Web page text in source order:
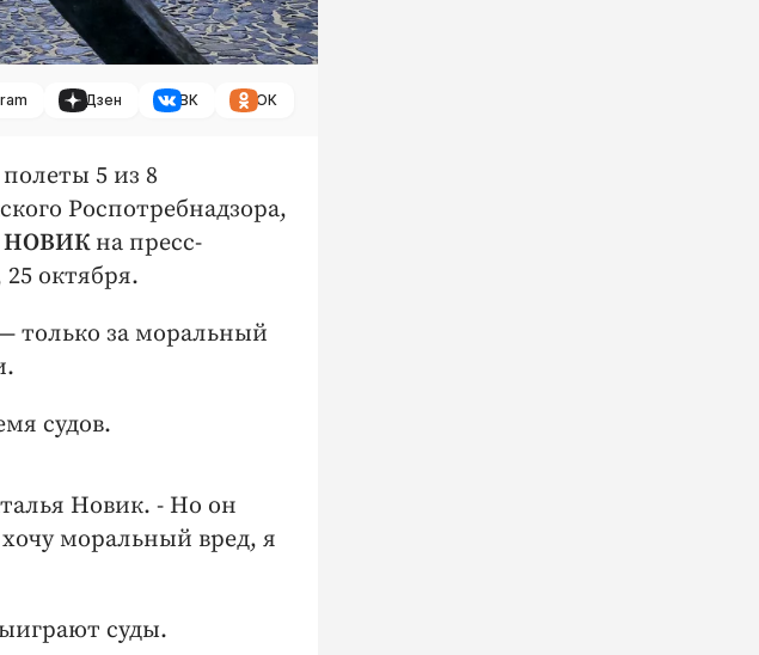
Дзен ВК ОК
5 из 8
Роспотребнадзора,
НОВИКна пресс-
октября.
только за моральный
судов.
Новик. - Но он
моральный вред, я
суды.